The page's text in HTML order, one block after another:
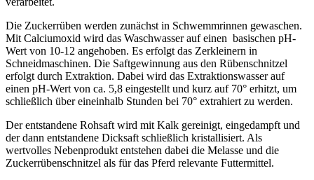
Die Zuckerrüben werden zunächst in Schwemmrinnen gewaschen.
Mit Calciumoxid wird das Waschwasser auf einen basischen pH-
Wert von 10-12 angehoben. Es erfolgt das Zerkleinern in
Schneidmaschinen. Die Saftgewinnung aus den Rübenschnitzel
erfolgt durch Extraktion. Dabei wird das Extraktionswasser auf
einen pH-Wert von ca. 5,8 eingestellt und kurz auf 70° erhitzt, um
schließlich über eineinhalb Stunden bei 70° extrahiert zu werden.
Der entstandene Rohsaft wird mit Kalk gereinigt, eingedampft und
der dann entstandene Dicksaft schließlich kristallisiert. Als
wertvolles Nebenprodukt entstehen dabei die Melasse und die
Zuckerrübenschnitzel als für das Pferd relevante Futtermittel.